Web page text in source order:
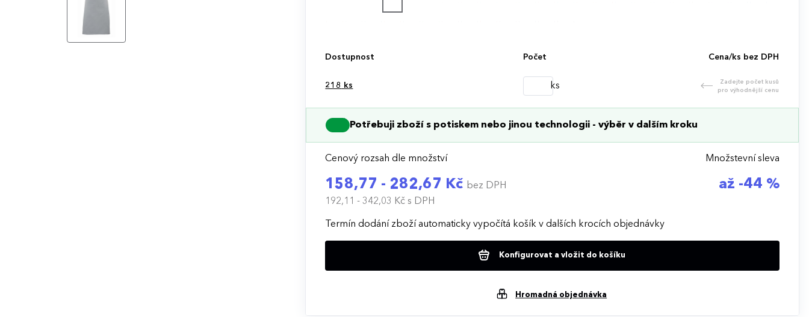
Dostupnost Počet Cena/ks bez DPH
218 ks ks
Zadejte počet kusů
pro výhodnější cenu
Potřebuji zboží s potiskem nebo jinou technologii - výběr v dalším kroku
Cenový rozsah dle množství
158,77 - 282,67 Kč bez DPH
192,11 - 342,03 Kčs DPH
Množstevní sleva
až -44 %
Termín dodání zboží automaticky vypočítá košík v dalších krocích objednávky
Konfigurovat a vložit do košíku
Hromadná objednávka